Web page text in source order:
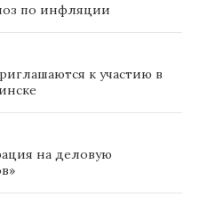
по инфляции
к участию в
на деловую